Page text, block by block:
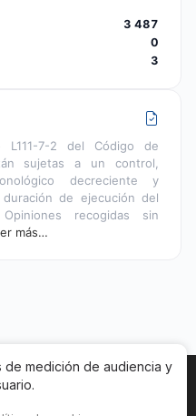
3 487
0
3
7-2 del Código de
sujetas a un control,
decreciente y
de ejecución del
recogidas sin
más…
Categorías
de medición de audiencia y